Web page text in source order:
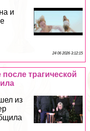
и
24 06 2026 3:12:15
трагической
из